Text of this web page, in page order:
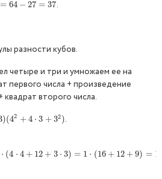
= 64 − 27 = 37
=37
.
разности кубов.
четыре и три и умножаем ее на
первого числа + произведение
квадрат второго числа.
)(42 +4 ⋅ 3 +32)
+4⋅3 +32 )
.
⋅ (4 ⋅ 4 + 12 + 3 ⋅ 3) = 1 ⋅ (16 + 12 + 9) = 1
+3 3 )=1⋅ (16 +12 + 9)=1⋅ 37=37